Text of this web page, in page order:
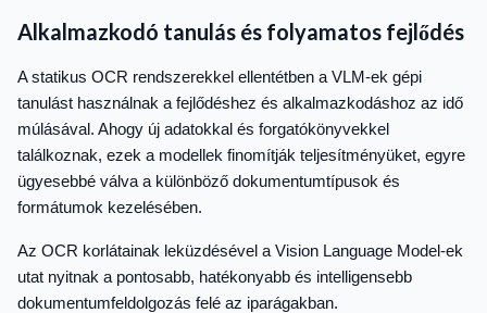
Alkalmazkodó tanulás és folyamatos fejlődés
A statikus OCR rendszerekkel ellentétben a VLM-ek gépi
tanulást használnak a fejlődéshez és alkalmazkodáshoz az idő
múlásával. Ahogy új adatokkal és forgatókönyvekkel
találkoznak, ezek a modellek finomítják teljesítményüket, egyre
ügyesebbé válva a különböző dokumentumtípusok és
formátumok kezelésében.
Az OCR korlátainak leküzdésével a Vision Language Model-ek
utat nyitnak a pontosabb, hatékonyabb és intelligensebb
dokumentumfeldolgozás felé az iparágakban.